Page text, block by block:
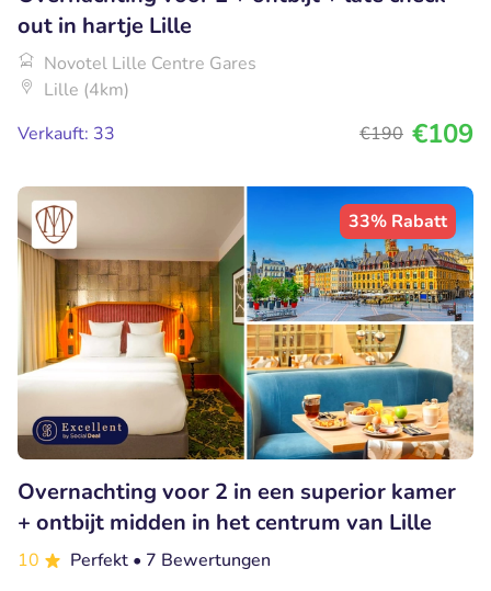
out in hartje Lille
Novotel Lille Centre Gares
Lille (4km)
Verkauft: 33
€190 €109
33% Rabatt
Overnachting voor 2 in een superior kamer
+ ontbijt midden in het centrum van Lille
10 Perfekt • 7 Bewertungen